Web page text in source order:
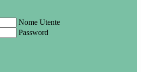
Nome Utente
Password